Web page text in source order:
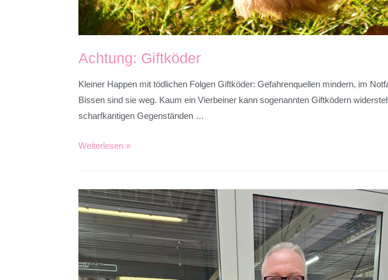
Achtung: Giftköder
Kleiner Happen mit tödlichen Folgen Giftköder: Gefahrenquellen mindern, im
Bissen sind sie weg. Kaum ein Vierbeiner kann sogenannten Giftködern
scharfkantigen Gegenständen …
Weiterlesen »
Danke
an
das
Autohaus
Bruns
in